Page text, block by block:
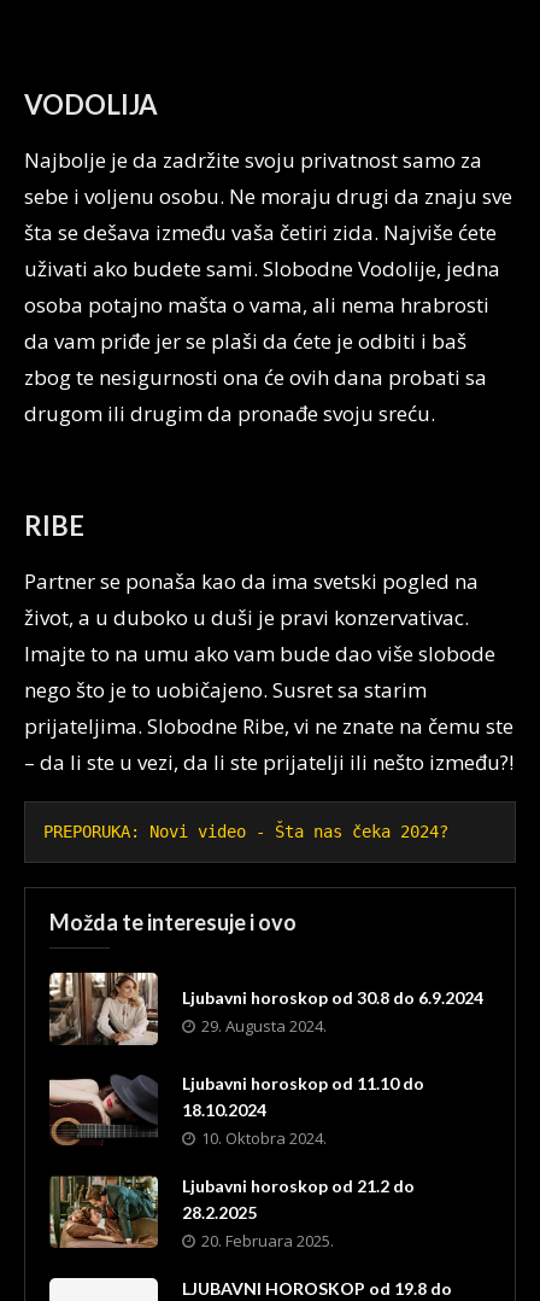
VODOLIJA
Najbolje je da zadržite svoju privatnost samo za
sebe i voljenu osobu. Ne moraju drugi da znaju sve
šta se dešava između vaša četiri zida. Najviše ćete
uživati ako budete sami. Slobodne Vodolije, jedna
osoba potajno mašta o vama, ali nema hrabrosti
da vam priđe jer se plaši da ćete je odbiti i baš
zbog te nesigurnosti ona će ovih dana probati sa
drugom ili drugim da pronađe svoju sreću.
RIBE
Partner se ponaša kao da ima svetski pogled na
život, a u duboko u duši je pravi konzervativac.
Imajte to na umu ako vam bude dao više slobode
nego što je to uobičajeno. Susret sa starim
prijateljima. Slobodne Ribe, vi ne znate na čemu ste
– da li ste u vezi, da li ste prijatelji ili nešto između?!
PREPORUKA: Novi video - Šta nas čeka 2024?
Možda te interesuje i ovo
Ljubavni horoskop od 30.8 do 6.9.2024
29. Augusta 2024.
Ljubavni horoskop od 11.10 do
18.10.2024
10. Oktobra 2024.
Ljubavni horoskop od 21.2 do
28.2.2025
20. Februara 2025.
LJUBAVNI HOROSKOP od 19.8 do